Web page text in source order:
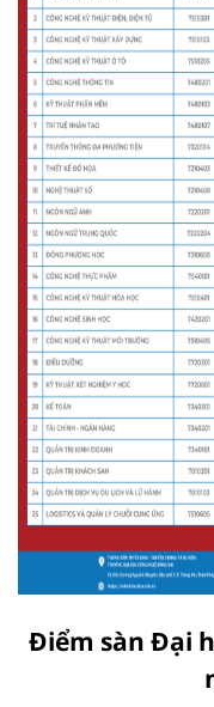
Điểm sàn Đại